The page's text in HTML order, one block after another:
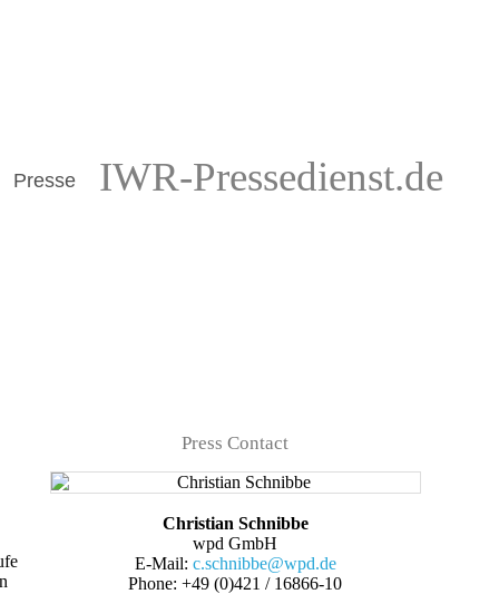
Presse IWR-Pressedienst.de
Press Contact
Christian Schnibbe
wpd GmbH
E-Mail: c.schnibbe@wpd.de
Phone: +49 (0)421 / 16866-10